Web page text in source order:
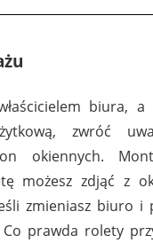
biura, a
zwróć
okiennych.
możesz zdjąć z
zmieniasz biuro i
Co prawda rolety